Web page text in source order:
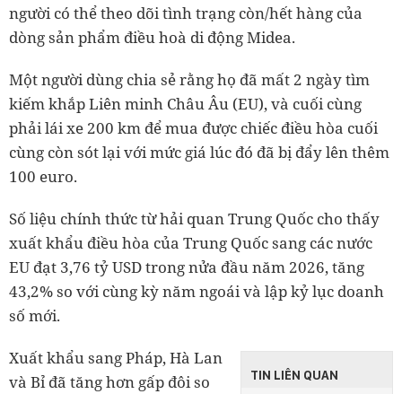
người có thể theo dõi tình trạng còn/hết hàng của
dòng sản phẩm điều hoà di động Midea.
Một người dùng chia sẻ rằng họ đã mất 2 ngày tìm
kiếm khắp Liên minh Châu Âu (EU), và cuối cùng
phải lái xe 200 km để mua được chiếc điều hòa cuối
cùng còn sót lại với mức giá lúc đó đã bị đẩy lên thêm
100 euro.
Số liệu chính thức từ hải quan Trung Quốc cho thấy
xuất khẩu điều hòa của Trung Quốc sang các nước
EU đạt 3,76 tỷ USD trong nửa đầu năm 2026, tăng
43,2% so với cùng kỳ năm ngoái và lập kỷ lục doanh
số mới.
TIN LIÊN QUAN
Xuất khẩu sang Pháp, Hà Lan
và Bỉ đã tăng hơn gấp đôi so